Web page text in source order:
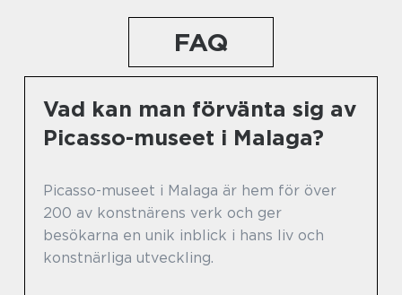
FAQ
Vad kan man förvänta sig av
Picasso-museet i Malaga?
Picasso-museet i Malaga är hem för över
200 av konstnärens verk och ger
besökarna en unik inblick i hans liv och
konstnärliga utveckling.